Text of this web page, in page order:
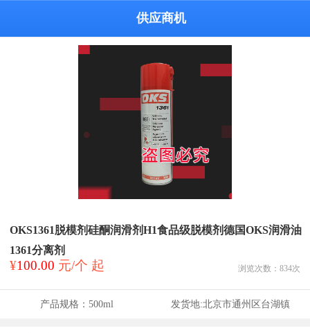
供应商机
OKS1361脱模剂硅酮润滑剂H1食品级脱模剂德国OKS润滑油
1361分离剂
¥100.00 元/个 起 浏览次数： 834次
产品规格： 500ml 发货地:北京市通州区台湖镇